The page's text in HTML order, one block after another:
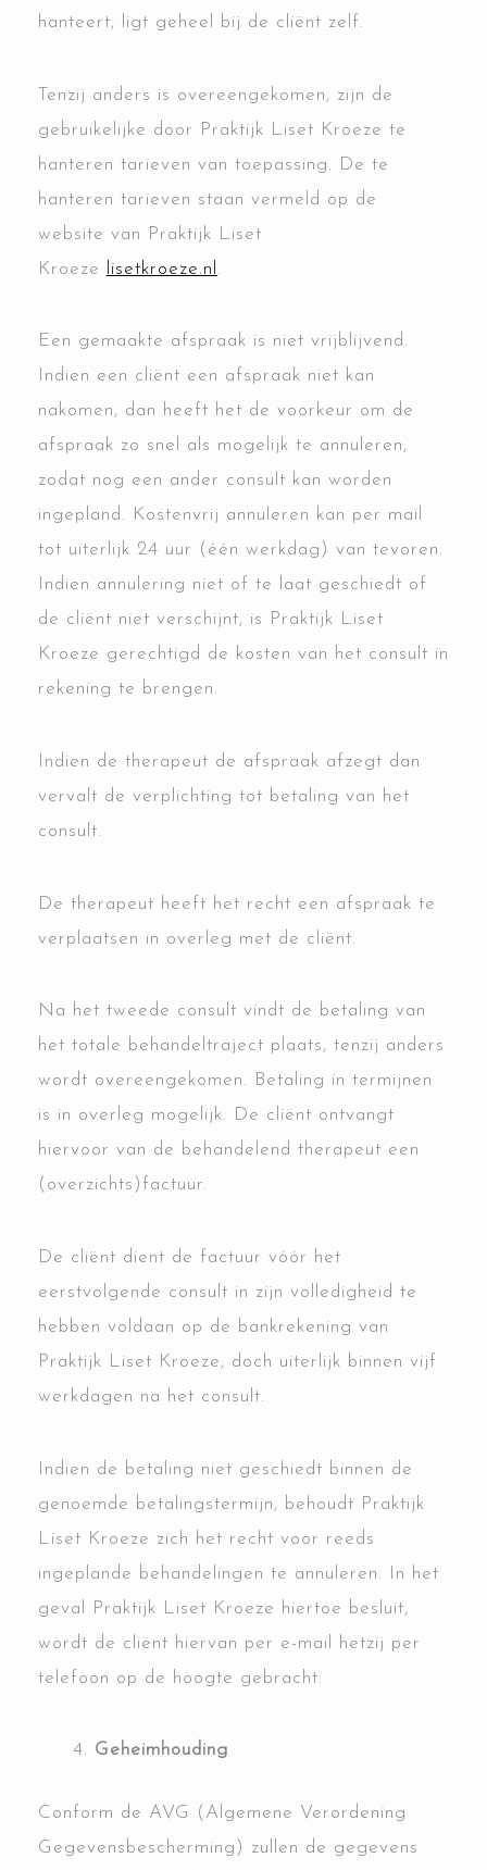
hanteert, ligt geheel bij de cliënt zelf.
Tenzij anders is overeengekomen, zijn de
gebruikelijke door Praktijk Liset Kroeze te
hanteren tarieven van toepassing. De te
hanteren tarieven staan vermeld op de
website van Praktijk Liset
Kroeze
lisetkroeze.nl .
Een gemaakte afspraak is niet vrijblijvend.
Indien een cliënt een afspraak niet kan
nakomen, dan heeft het de voorkeur om de
afspraak zo snel als mogelijk te annuleren,
zodat nog een ander consult kan worden
ingepland. Kostenvrij annuleren kan per mail
tot uiterlijk 24 uur (één werkdag) van tevoren.
Indien annulering niet of te laat geschiedt of
de cliënt niet verschijnt, is Praktijk Liset
Kroeze gerechtigd de kosten van het consult in
rekening te brengen.
Indien de therapeut de afspraak afzegt dan
vervalt de verplichting tot betaling van het
consult.
De therapeut heeft het recht een afspraak te
verplaatsen in overleg met de cliënt.
Na het tweede consult vindt de betaling van
het totale behandeltraject plaats, tenzij anders
wordt overeengekomen. Betaling in termijnen
is in overleg mogelijk. De cliënt ontvangt
hiervoor van de behandelend therapeut een
(overzichts)factuur.
De cliënt dient de factuur vóór het
eerstvolgende consult in zijn volledigheid te
hebben voldaan op de bankrekening van
Praktijk Liset Kroeze, doch uiterlijk binnen vijf
werkdagen na het consult.
Indien de betaling niet geschiedt binnen de
genoemde betalingstermijn, behoudt Praktijk
Liset Kroeze zich het recht voor reeds
ingeplande behandelingen te annuleren. In het
geval Praktijk Liset Kroeze hiertoe besluit,
wordt de cliënt hiervan per e-mail hetzij per
telefoon op de hoogte gebracht.
Geheimhouding
Conform de AVG (Algemene Verordening
Gegevensbescherming) zullen de gegevens